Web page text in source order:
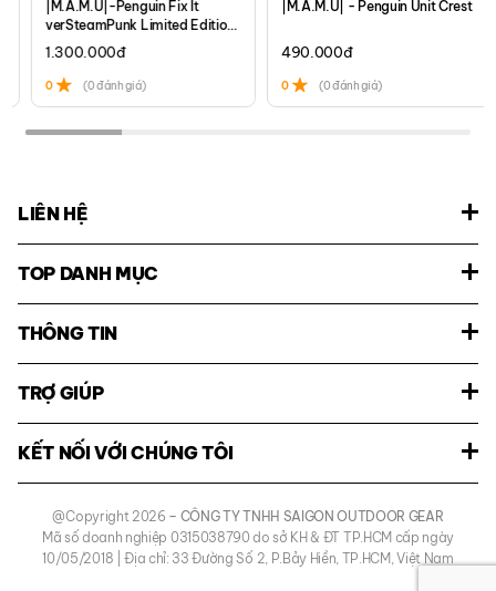
|M.A.M.U|-Penguin Fix It
verSteamPunk Limited Edition
Set
1.300.000đ
(0 đánh giá)
|M.A.M.U| - Penguin Unit Crest
490.000đ
(0 đánh giá)
LIÊN HỆ
TOP DANH MỤC
THÔNG TIN
TRỢ GIÚP
KẾT NỐI VỚI CHÚNG TÔI
@Copyright 2026 – CÔNG TY TNHH SAIGON OUTDOOR GEAR
Mã số doanh nghiệp 0315038790 do sở KH & ĐT TP.HCM cấp ngày
10/05/2018 | Địa chỉ: 33 Đường Số 2, P.Bảy Hiền, TP.HCM, Việt Nam